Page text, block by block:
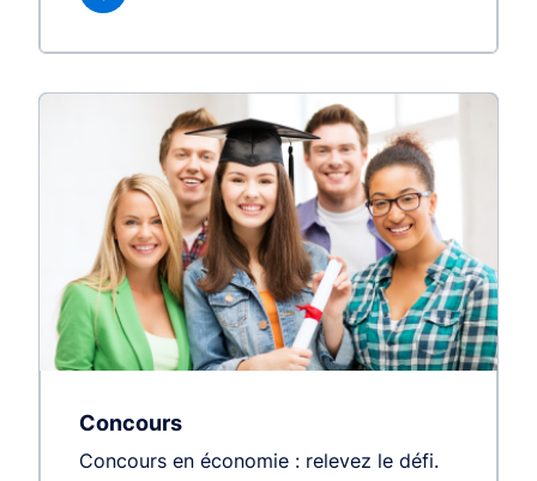
Concours
Concours en économie : relevez le défi.